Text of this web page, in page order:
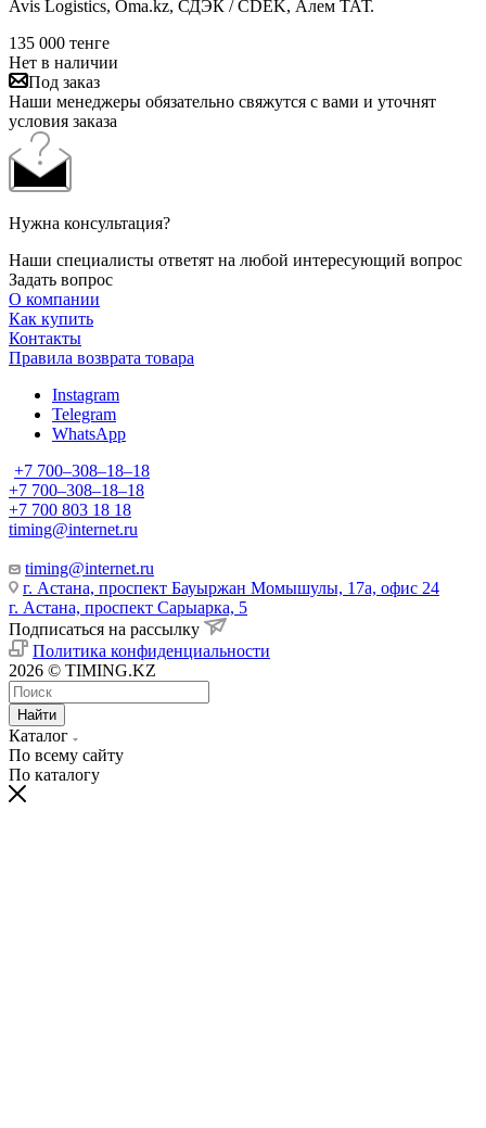
Avis Logistics, Oma.kz, СДЭК / CDEK, Алем ТАТ.
135 000 тенге
Нет в наличии
Под заказ
Наши менеджеры обязательно свяжутся с вами и уточнят
условия заказа
Нужна консультация?
Наши специалисты ответят на любой интересующий вопрос
Задать вопрос
О компании
Как купить
Контакты
Правила возврата товара
Instagram
Telegram
WhatsApp
+7 700‒308‒18‒18
+7 700‒308‒18‒18
+7 700 803 18 18
timing@internet.ru
timing@internet.ru
г. Астана, проспект Бауыржан Момышулы, 17а, офис 24
г. Астана, проспект Сарыарка, 5
Подписаться на рассылку
Политика конфиденциальности
2026 © TIMING.KZ
Найти
Каталог
По всему сайту
По каталогу